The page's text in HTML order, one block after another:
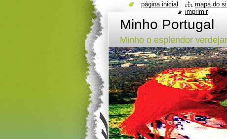
Minho Portugal
Minho o esplendor
página inicial mapa do
imprimir